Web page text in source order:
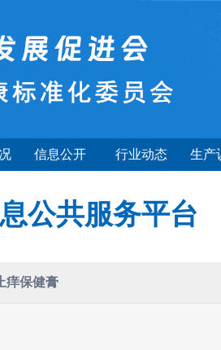
信息公开 行业动态 生产
公共服务平台
痒保健膏